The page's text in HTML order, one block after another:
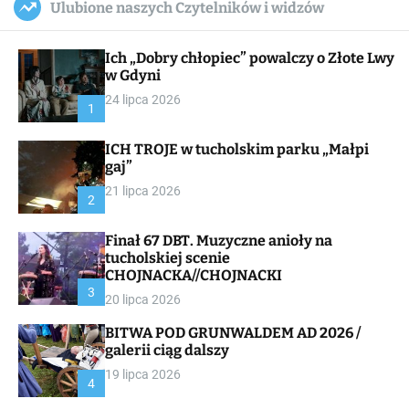
c
a
a
s
W
i
e
l
c
Ulubione naszych Czytelników i widzów
1
Ich „Dobry chłopiec” powalczy o Złote Lwy
w Gdyni
24 lipca 2026
2
ICH TROJE w tucholskim parku „Małpi
gaj”
21 lipca 2026
3
Finał 67 DBT. Muzyczne anioły na
tucholskiej scenie
CHOJNACKA//CHOJNACKI
20 lipca 2026
4
BITWA POD GRUNWALDEM AD 2026 /
galerii ciąg dalszy
19 lipca 2026